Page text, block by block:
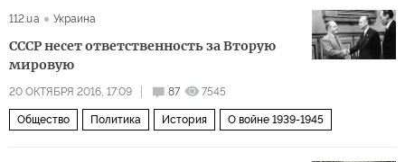
112.ua Украина
СССР несет ответственность за Вторую
мировую
20 ОКТЯБРЯ 2016, 17:09 87 7545
Общество Политика История О войне 1939-1945